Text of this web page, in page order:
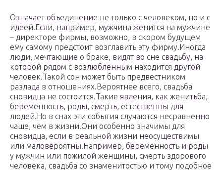
Означает объединение не только с человеком, но и с
идеей.Если, например, мужчина женится на мужчине
– директоре фирмы, возможно, в скором будущем
ему самому предстоит возглавить эту фирму.Иногда
люди, мечтающие о браке, видят во сне свадьбу, на
которой рядом с возлюбленным находится другой
человек.Такой сон может быть предвестником
разлада в отношениях.Вероятнее всего, свадьба
сновидца не состоится.Такие явления, как женитьба,
беременность, роды, смерть, естественны для
людей.Но в снах эти события случаются несравненно
чаще, чем в жизни.Они особенно значимы для
сновидца, если в реальной жизни неосуществимы
или маловероятны.Например, беременность и роды
у мужчин или пожилой женщины, смерть здорового
человека, свадьба со знаменитостью и тому подобное